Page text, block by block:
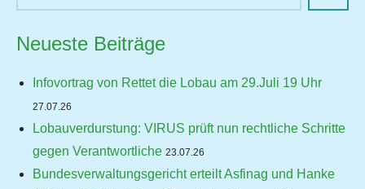
Neueste Beiträge
Infovortrag von Rettet die Lobau am 29.Juli 19 Uhr
27.07.26
Lobauverdurstung: VIRUS prüft nun rechtliche Schritte
gegen Verantwortliche 23.07.26
Bundesverwaltungsgericht erteilt Asfinag und Hanke